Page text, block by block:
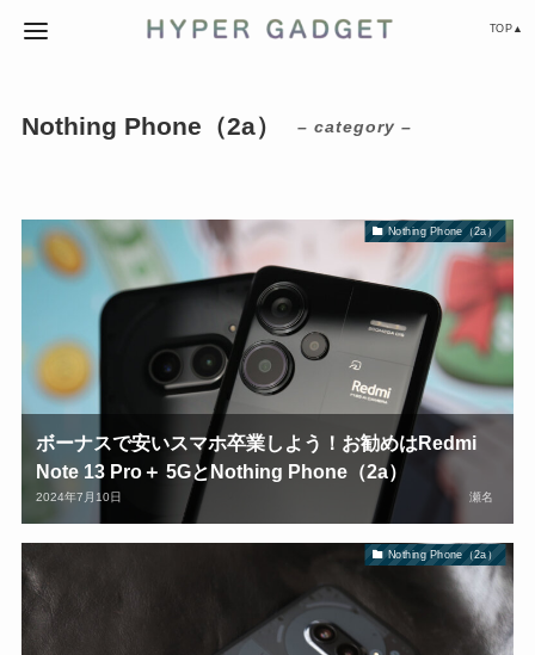
TOP▲
Nothing Phone（2a） – category –
Nothing Phone（2a）
ボーナスで安いスマホ卒業しよう！お勧めはRedmi
Note 13 Pro＋ 5GとNothing Phone（2a）
2024年7月10日 瀬名
Nothing Phone（2a）